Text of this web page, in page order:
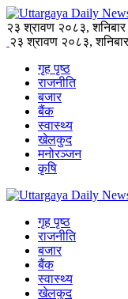
२३ श्रावण २०८३, शनिबार
२३ श्रावण २०८३, शनिबार
गृह पृष्ठ
राजनीति
बजार
बैंक
स्वास्थ्य
खेलकुद
मनोरञ्जन
कृषि
गृह पृष्ठ
राजनीति
बजार
बैंक
स्वास्थ्य
खेलकुद